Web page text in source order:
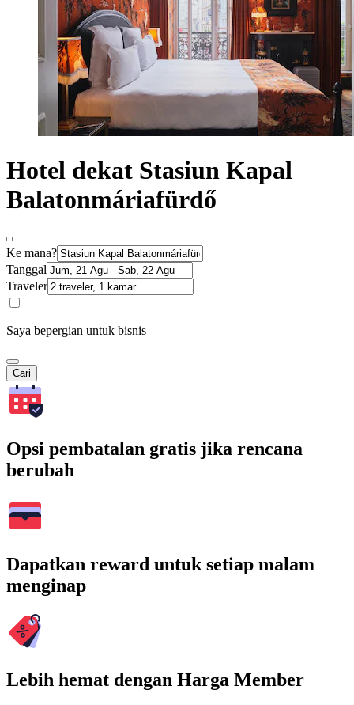
Hotel dekat Stasiun Kapal
Balatonmáriafürdő
Ke mana?
Tanggal
Traveler
Saya bepergian untuk bisnis
Cari
Opsi pembatalan gratis jika rencana
berubah
Dapatkan reward untuk setiap malam
menginap
Lebih hemat dengan Harga Member